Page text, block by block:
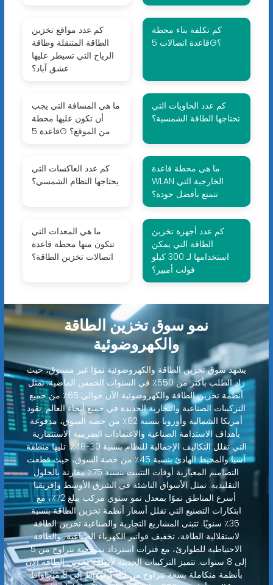
كم عدد مواقع تخزين
الطاقة المتنقلة وطاقة
الرياح التي تسيطر عليها
عشق آباد؟
كم تكلفة بناء محطة
قاعدة اتصالات 5G؟
ما هي المسافة التي يجب
أن تكون عليها محطة
قاعدة 5G من الموقع؟
كم عدد الحاويات التي
تحتاجها الطاقة الشمسية؟
كم عدد العاكسات التي
يحتاجها النظام الشمسي؟
ما هي محطة قاعدة
WLAN الخارجية التي
تتمتع بأفضل جودة؟
ما هي المعدات التي
تتكون منها محطة قاعدة
اتصالات تخزين الطاقة؟
كم عدد أجهزة تخزين
الطاقة التي يمكن
استخدامها لـ 300 كيلو
فولت أمبير؟
نمو سوق تخزين الطاقة
والكهروضوئية
يشهد سوق تخزين الطاقة والكهروضوئية نموًا غير مسبوق، حيث
زاد الطلب بأكثر من 550٪ في السنوات الخمس الماضية. تمثل
أنظمة تخزين الطاقة والكهروضوئية الآن حوالي 65٪ من جميع
التركيبات الصناعية والتجارية الجديدة في جميع أنحاء العالم. تقود
أمريكا الشمالية وأوروبا بنسبة 62٪ من حصة السوق، مدفوعة
بأهداف الاستدامة الصناعية والاعتمادات الضريبية الاستثمارية
التي تقلل التكاليف الإجمالية للنظام بنسبة 30-48٪. تليها منطقة
آسيا والمحيط الهادئ بنسبة 45٪ من حصة السوق، حيث قطعت
التصاميم المعيارية أوقات التثبيت بنسبة 75٪ مقارنة بالحلول
التقليدية. تمثل الأسواق الناشئة في الشرق الأوسط وإفريقيا
أسرع المناطق نموًا بمعدل نمو سنوي مركب يبلغ 72٪، مع
ابتكارات التصنيع التي تقلل أسعار أنظمة تخزين الطاقة بنسبة
35٪ سنويًا. تتبنى المشاريع التجارية والصناعية تخزين الطاقة
لاستقلالية الطاقة، تخفيف فواتير الكهرباء الصناعية، والطاقة
الاحتياطية للطوارئ، مع فترات استرداد نموذجية تتراوح من 5
إلى 8 سنوات. تتميز التركيبات الحديثة لأنظمة تخزين الطاقة الآن
بأنظمة متكاملة بسعة تتراوح من 80 كيلوواط إلى 8 ميجاواط